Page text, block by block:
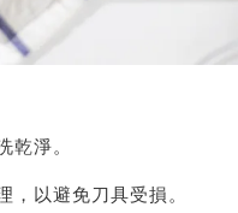
乾淨。
，以避免刀具受損。